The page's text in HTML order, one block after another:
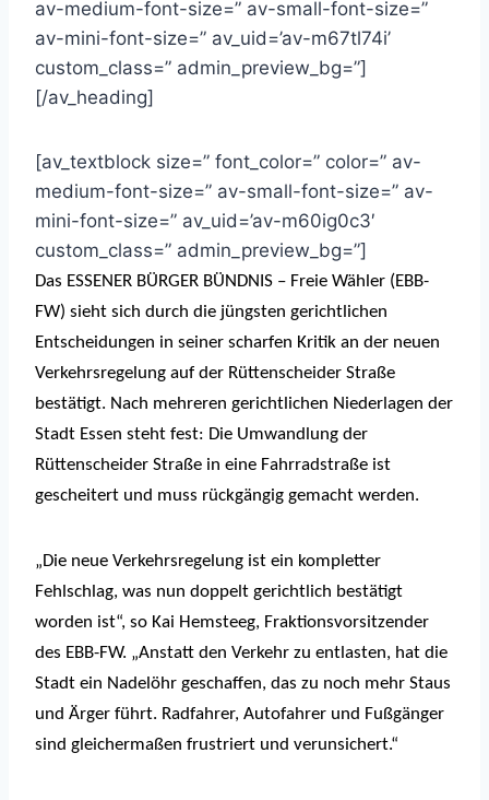
av-medium-font-size=” av-small-font-size=”
av-mini-font-size=” av_uid=’av-m67tl74i’
custom_class=” admin_preview_bg=”]
[/av_heading]
[av_textblock size=” font_color=” color=” av-
medium-font-size=” av-small-font-size=” av-
mini-font-size=” av_uid=’av-m60ig0c3′
custom_class=” admin_preview_bg=”]
Das ESSENER BÜRGER BÜNDNIS – Freie Wähler (EBB-
FW) sieht sich durch die jüngsten gerichtlichen
Entscheidungen in seiner scharfen Kritik an der neuen
Verkehrsregelung auf der Rüttenscheider Straße
bestätigt. Nach mehreren gerichtlichen Niederlagen der
Stadt Essen steht fest: Die Umwandlung der
Rüttenscheider Straße in eine Fahrradstraße ist
gescheitert und muss rückgängig gemacht werden.
„Die neue Verkehrsregelung ist ein kompletter
Fehlschlag, was nun doppelt gerichtlich bestätigt
worden ist“, so Kai Hemsteeg, Fraktionsvorsitzender
des EBB-FW. „Anstatt den Verkehr zu entlasten, hat die
Stadt ein Nadelöhr geschaffen, das zu noch mehr Staus
und Ärger führt. Radfahrer, Autofahrer und Fußgänger
sind gleichermaßen frustriert und verunsichert.“